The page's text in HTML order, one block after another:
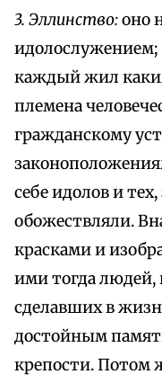
3. Эллинство:оно
идолослужением;
каждый жил
племена
гражданскому
себе идолов и
обожествляли.
красками и
ими тогда людей,
сделавших в
достойным
крепости. Потом